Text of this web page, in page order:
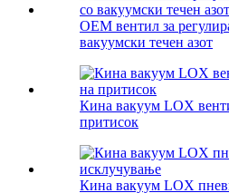
OEM вентил за
вакуумски течен азот
Кина вакуум LOX
притисок
Кина вакуум LOX